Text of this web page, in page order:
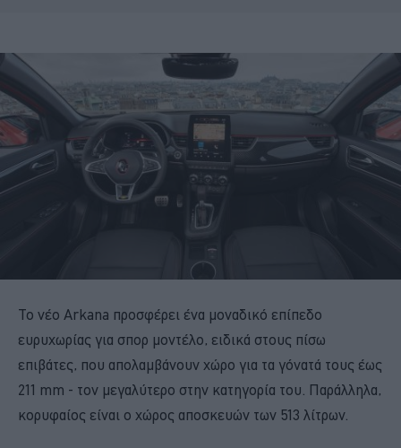
Το νέο Arkana προσφέρει ένα μοναδικό επίπεδο
ευρυχωρίας για σπορ μοντέλο, ειδικά στους πίσω
επιβάτες, που απολαμβάνουν χώρο για τα γόνατά τους έως
211 mm - τον μεγαλύτερο στην κατηγορία του. Παράλληλα,
κορυφαίος είναι ο χώρος αποσκευών των 513 λίτρων.